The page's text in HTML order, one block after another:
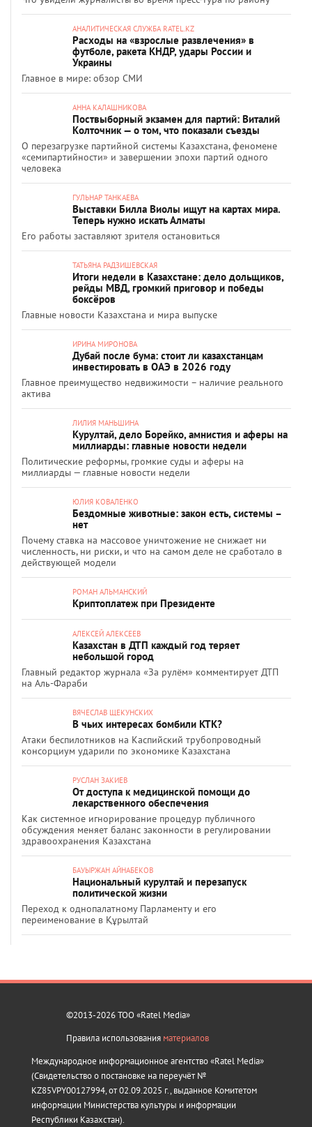
АНАЛИТИЧЕСКАЯ СЛУЖБА RATEL.KZ
Расходы на «взрослые развлечения» в
футболе, ракета КНДР, удары России и
Украины
Главное в мире: обзор СМИ
АННА КАЛАШНИКОВА
Поствыборный экзамен для партий: Виталий
Колточник — о том, что показали съезды
О перезагрузке партийной системы Казахстана, феномене
«семипартийности» и завершении эпохи партий одного
человека
ГУЛЬНАР ТАНКАЕВА
Выставки Билла Виолы ищут на картах мира.
Теперь нужно искать Алматы
Его работы заставляют зрителя остановиться
ТАТЬЯНА РАДЗИШЕВСКАЯ
Итоги недели в Казахстане: дело дольщиков,
рейды МВД, громкий приговор и победы
боксёров
Главные новости Казахстана и мира выпуске
ИРИНА МИРОНОВА
Дубай после бума: стоит ли казахстанцам
инвестировать в ОАЭ в 2026 году
Главное преимущество недвижимости – наличие реального
актива
ЛИЛИЯ МАНЬШИНА
Курултай, дело Борейко, амнистия и аферы на
миллиарды: главные новости недели
Политические реформы, громкие суды и аферы на
миллиарды — главные новости недели
ЮЛИЯ КОВАЛЕНКО
Бездомные животные: закон есть, системы –
нет
Почему ставка на массовое уничтожение не снижает ни
численность, ни риски, и что на самом деле не сработало в
действующей модели
РОМАН АЛЬМАНСКИЙ
Криптоплатеж при Президенте
АЛЕКСЕЙ АЛЕКСЕЕВ
Казахстан в ДТП каждый год теряет
небольшой город
Главный редактор журнала «За рулём» комментирует ДТП
на Аль-Фараби
ВЯЧЕСЛАВ ЩЕКУНСКИХ
В чьих интересах бомбили КТК?
Атаки беспилотников на Каспийский трубопроводный
консорциум ударили по экономике Казахстана
РУСЛАН ЗАКИЕВ
От доступа к медицинской помощи до
лекарственного обеспечения
Как системное игнорирование процедур публичного
обсуждения меняет баланс законности в регулировании
здравоохранения Казахстана
БАУЫРЖАН АЙНАБЕКОВ
Национальный курултай и перезапуск
политической жизни
Переход к однопалатному Парламенту и его
переименование в Құрылтай
©2013-2026 ТОО «Ratel Media»
Правила использования материалов
Международное информационное агентство «Ratel Media»
(Свидетельство о постановке на переучёт №
KZ85VPY00127994, от 02.09.2025 г., выданное Комитетом
информации Министерства культуры и информации
Республики Казахстан).